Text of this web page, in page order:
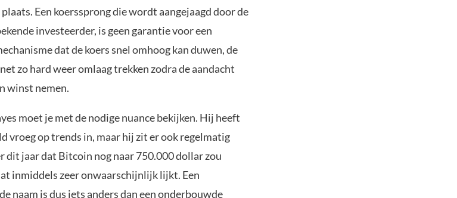
Een koerssprong die wordt aangejaagd door de
investeerder, is geen garantie voor een
dat de koers snel omhoog kan duwen, de
zo hard weer omlaag trekken zodra de aandacht
winst nemen.
moet je met de nodige nuance bekijken. Hij heeft
vroeg op trends in, maar hij zit er ook regelmatig
dit jaar dat Bitcoin nog naar 750.000 dollar zou
inmiddels zeer onwaarschijnlijk lijkt. Een
naam is dus iets anders dan een onderbouwde